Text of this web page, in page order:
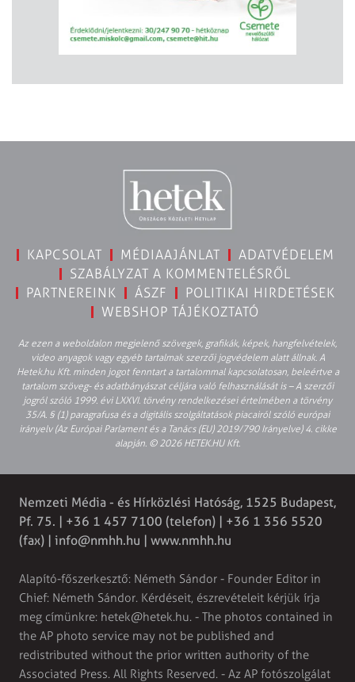
KAPCSOLAT MÉDIAAJÁNLAT
ADATVÉDELEM
SZABÁLYZAT A KOMMENTELÉSRŐL
PARTNEREINK
ÁSZF
POLITIKAI HIRDETÉSEK
WEBSHOP TÁJÉKOZTATÓ
Az ezen a weboldalon megjelenő szövegek, grafikák, képek, hangfelvételek,
video anyagok vagy egyéb tartalmak szerzői jogvédelem alatt állnak. A
Hetek.hu Kft. minden jogot fenntart a tartalommal kapcsolatosan, beleértve a
tartalom szöveg- és adatbányászat céljára való felhasználását is – A szerzői
jogról szóló 1999. évi LXXVI. törvény rendelkezései értelmében a törvény
35/A. § (1) paragrafusa és a digitális szolgáltatások piacairól szóló európai
irányelv (Az Európai Parlament és a Tanács (EU) 2019/790 Irányelve) 4. cikke
alapján. © 2026 HETEK.HU Kft.
Nemzeti Média - és Hírközlési Hatóság, 1525 Budapest,
Pf. 75. | +36 1 457 7100 (telefon) | +36 1 356 5520
(fax) | info@nmhh.hu | www.nmhh.hu
Alapító-főszerkesztő: Németh Sándor - Founder Editor in
Chief: Németh Sándor. Kérdéseit, észrevételeit kérjük írja
meg címünkre: hetek@hetek.hu. - The photos contained in
the AP photo service may not be published and
redistributed without the prior written authority of the
Associated Press. All Rights Reserved. - Az AP fotószolgálat